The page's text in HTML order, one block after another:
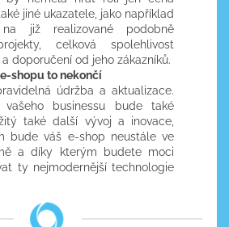
jiné ukazatele, jako například
na již realizované podobně
celková spolehlivost
doporučení od jeho zákazníků.
shopu to nekončí
údržba a aktualizace.
vašeho businessu bude také
také další vývoj a inovace,
bude váš e-shop neustále ve
a díky kterým budete moci
ty nejmodernější technologie